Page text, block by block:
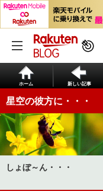
ホーム 新しい記事
星空の彼方に・・・
しょぼ～ん・・・